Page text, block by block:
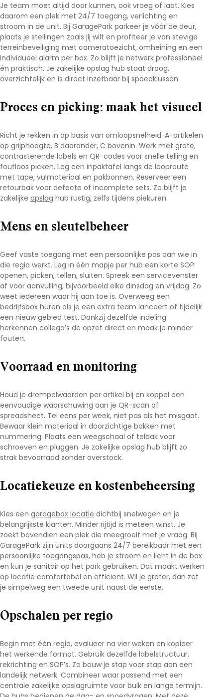
Je team moet altijd door kunnen, ook vroeg of laat. Kies
daarom een plek met 24/7 toegang, verlichting en
stroom in de unit. Bij GaragePark parkeer je vóór de deur,
plaats je stellingen zoals jij wilt en profiteer je van stevige
terreinbeveiliging met cameratoezicht, omheining en een
individueel alarm per box. Zo blijft je netwerk professioneel
én praktisch. Je zakelijke opslag hub staat droog,
overzichtelijk en is direct inzetbaar bij spoedklussen.
Proces en picking: maak het visueel
Richt je rekken in op basis van omloopsnelheid: A-artikelen
op grijphoogte, B daaronder, C bovenin. Werk met grote,
contrasterende labels en QR-codes voor snelle telling en
foutloos picken. Leg een inpaktafel langs de looproute
met tape, vulmateriaal en pakbonnen. Reserveer een
retourbak voor defecte of incomplete sets. Zo blijft je
zakelijke opslag hub rustig, zelfs tijdens piekuren.
Mens en sleutelbeheer
Geef vaste toegang met een persoonlijke pas aan wie in
die regio werkt. Leg in één mapje per hub een korte SOP:
openen, picken, tellen, sluiten. Spreek een servicevenster
af voor aanvulling, bijvoorbeeld elke dinsdag en vrijdag. Zo
weet iedereen waar hij aan toe is. Overweeg een
bedrijfsbox huren als je een extra team lanceert of tijdelijk
een nieuw gebied test. Dankzij dezelfde indeling
herkennen collega’s de opzet direct en maak je minder
fouten.
Voorraad en monitoring
Houd je drempelwaarden per artikel bij en koppel een
eenvoudige waarschuwing aan je QR-scan of
spreadsheet. Tel eens per week, niet pas als het misgaat.
Bewaar klein materiaal in doorzichtige bakken met
nummering. Plaats een weegschaal of telbak voor
schroeven en pluggen. Je zakelijke opslag hub blijft zo
strak bevoorraad zonder overstock.
Locatiekeuze en kostenbeheersing
Kies een garagebox locatie dichtbij snelwegen en je
belangrijkste klanten. Minder rijtijd is meteen winst. Je
zoekt bovendien een plek die meegroeit met je vraag. Bij
GaragePark zijn units doorgaans 24/7 bereikbaar met een
persoonlijke toegangspas, heb je stroom en licht in de box
en kun je sanitair op het park gebruiken. Dat maakt werken
op locatie comfortabel en efficiënt. Wil je groter, dan zet
je simpelweg een tweede unit naast de eerste.
Opschalen per regio
Begin met één regio, evalueer na vier weken en kopieer
het werkende format. Gebruik dezelfde labelstructuur,
rekrichting en SOP’s. Zo bouw je stap voor stap aan een
landelijk netwerk. Combineer waar passend met een
centrale zakelijke opslagruimte voor bulk en lange termijn.